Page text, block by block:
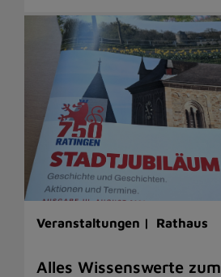
Veranstaltungen | Rathaus
Alles Wissenswerte zum